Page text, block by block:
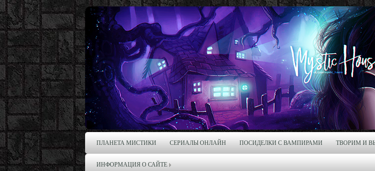
ПЛАНЕТА МИСТИКИ СЕРИАЛЫ ОНЛАЙН ПОСИДЕЛКИ С ВАМПИРАМИ ТВОРИМ И
ИНФОРМАЦИЯ О САЙТЕ